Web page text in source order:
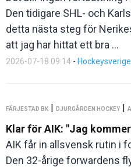
Den tidigare SHL- och
detta nästa steg för
att jag har hittat ett bra ...
2026-07-18 09:14 - Hockeysverige
FÄRJESTAD BK | DJURGÅRDEN HOCKEY |
Klar för AIK: "Jag
AIK får in allsvensk rutin i
Den 32-årige forwardens